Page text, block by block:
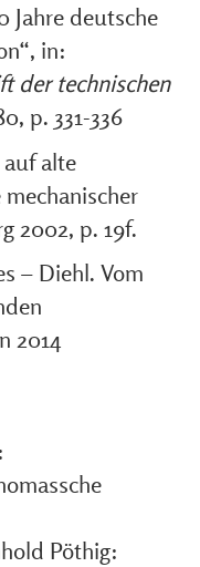
Jahre deutsche
in:
der technischen
p. 331-336
alte
2002, p. 19f.
– Diehl. Vom
2014
Pöthig: